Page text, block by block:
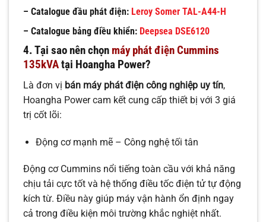
– Catalogue đầu phát điện: Leroy Somer TAL-A44-H
– Catalogue bảng điều khiển: Deepsea DSE6120
4. Tại sao nên chọn máy phát điện Cummins
135kVAtại Hoangha Power?
Là đơn vị bán máy phát điện công nghiệp uy tín,
Hoangha Power cam kết cung cấp thiết bị với 3 giá
trị cốt lõi:
Động cơ mạnh mẽ – Công nghệ tối tân
Động cơ Cummins nổi tiếng toàn cầu với khả năng
chịu tải cực tốt và hệ thống điều tốc điện tử tự động
kích từ. Điều này giúp máy vận hành ổn định ngay
cả trong điều kiện môi trường khắc nghiệt nhất.